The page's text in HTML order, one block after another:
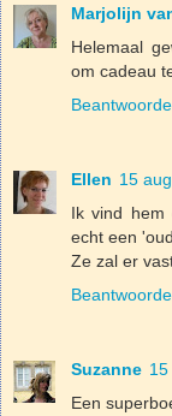
Marjolijn
Helemaal
om cadeau
Ellen 15
Ik vind hem
echt een
Ze zal er
Suzanne
Een